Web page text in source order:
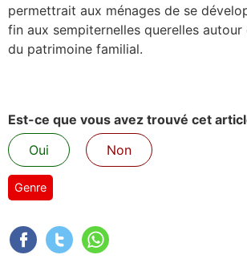
permettrait aux ménages de se
fin aux sempiternelles querelles
du patrimoine familial.
Est-ce que vous avez trouvé cet
Oui
Non
Genre